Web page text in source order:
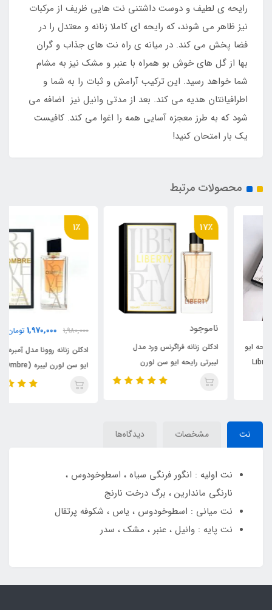
رایحه ی لطیف و دوست داشتنی نت هایی ظریف از مرکبات
نیز ظاهر می شوند، که رایحه ای کاملا زنانه و معتدل را در
فضا پخش می کند. در میانه ی راه نت های جذاب و گران
بها از گل های خوش بو همراه با عنبر و مشک نیز به مشام
شما خواهد رسید. این ترکیب آرامش و ثبات را به شما و
اطرافیانتان هدیه می کند. بعد از مدتی وانیل نیز اضافه می
شود که به طرز معجزه آسایی همه را اغوا می کند. کافیست
یک بار امتحان کنید!
محصولات مرتبط
ادکلن زنانه فراگرنس ورد مدل
لیبرتی رایحه ایو سن لورن
لیبره(Liberty) Yves Saint
1,970,000 تومان
ادکلن زنانه روونا مدل آمبره رایحه
ایو سن لورن لیبره (Ombre)
Intense Yves Saint Laurent
نت مشخصات دیدگاه‌ها
نت اولیه : انگور فرنگی سیاه ، اسطوخودوس ،
نارنگی ماندارین ، برگ درخت نارنج
نت میانی : اسطوخودوس ، یاس ، شکوفه پرتقال
نت پایه : وانیل ، عنبر ، مشک ، سدر